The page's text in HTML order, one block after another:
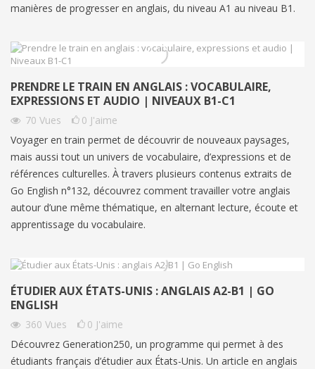
manières de progresser en anglais, du niveau A1 au niveau B1.
PRENDRE LE TRAIN EN ANGLAIS : VOCABULAIRE,
EXPRESSIONS ET AUDIO | NIVEAUX B1-C1
70 Vues 0 J'aime
Voyager en train permet de découvrir de nouveaux paysages,
mais aussi tout un univers de vocabulaire, d’expressions et de
références culturelles. À travers plusieurs contenus extraits de
Go English n°132, découvrez comment travailler votre anglais
autour d’une même thématique, en alternant lecture, écoute et
apprentissage du vocabulaire.
ÉTUDIER AUX ÉTATS-UNIS : ANGLAIS A2-B1 | GO
ENGLISH
360 Vues 0 J'aime
Découvrez Generation250, un programme qui permet à des
étudiants français d’étudier aux États-Unis. Un article en anglais